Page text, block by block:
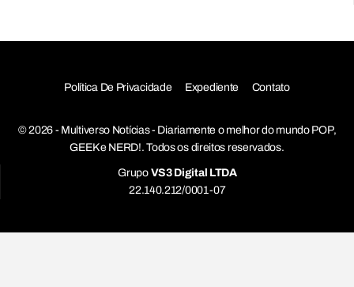
Política De Privacidade Expediente Contato
© 2026 - Multiverso Notícias - Diariamente o melhor do mundo POP,
GEEK e NERD!. Todos os direitos reservados.
Grupo VS3 Digital LTDA
22.140.212/0001-07